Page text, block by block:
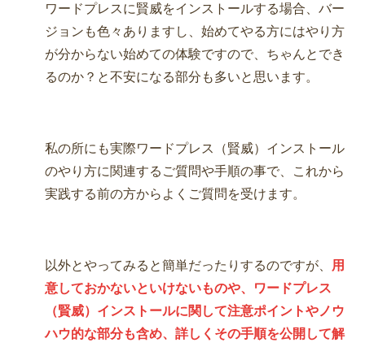
ワードプレスに賢威をインストールする場合、バー
ジョンも色々ありますし、始めてやる方にはやり方
が分からない始めての体験ですので、ちゃんとでき
るのか？と不安になる部分も多いと思います。
私の所にも実際ワードプレス（賢威）インストール
のやり方に関連するご質問や手順の事で、これから
実践する前の方からよくご質問を受けます。
以外とやってみると簡単だったりするのですが、
用
意しておかないといけないものや、ワードプレス
（賢威）インストールに関して注意ポイントやノウ
ハウ的な部分も含め、詳しくその手順を公開して解